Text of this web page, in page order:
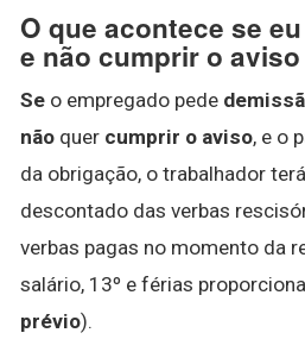
O que acontece se
e não cumprir o
Se o empregado pede
não quer cumprir o aviso, e o
da obrigação, o trabalhador
descontado das verbas
verbas pagas no momento da
salário, 13º e férias
prévio).